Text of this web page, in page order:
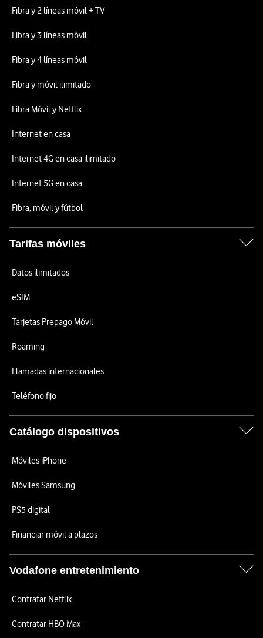
Fibra y 2 líneas móvil + TV
Fibra y 3 líneas móvil
Fibra y 4 líneas móvil
Fibra y móvil ilimitado
Fibra Móvil y Netflix
Internet en casa
Internet 4G en casa ilimitado
Internet 5G en casa
Fibra, móvil y fútbol
Tarifas móviles
Datos ilimitados
eSIM
Tarjetas Prepago Móvil
Roaming
Llamadas internacionales
Teléfono fijo
Catálogo dispositivos
Móviles iPhone
Móviles Samsung
PS5 digital
Financiar móvil a plazos
Vodafone entretenimiento
Contratar Netflix
Contratar HBO Max